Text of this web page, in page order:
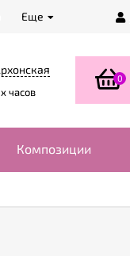
Еще
часов
0
Композиции